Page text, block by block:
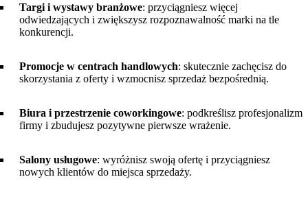
Targi i wystawy branżowe: przyciągniesz więcej
odwiedzających i zwiększysz rozpoznawalność marki na tle
konkurencji.
Promocje w centrach handlowych: skutecznie zachęcisz do
skorzystania z oferty i wzmocnisz sprzedaż bezpośrednią.
Biura i przestrzenie coworkingowe: podkreślisz profesjonalizm
firmy i zbudujesz pozytywne pierwsze wrażenie.
Salony usługowe: wyróżnisz swoją ofertę i przyciągniesz
nowych klientów do miejsca sprzedaży.